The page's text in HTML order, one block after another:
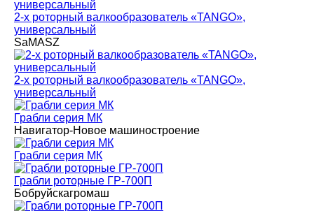
2-х роторный валкообразователь «TANGO»,
универсальный
SaMASZ
2-х роторный валкообразователь «TANGO»,
универсальный
Грабли серия MК
Навигатор-Новое машиностроение
Грабли серия MК
Грабли роторные ГР-700П
Бобруйскагромаш